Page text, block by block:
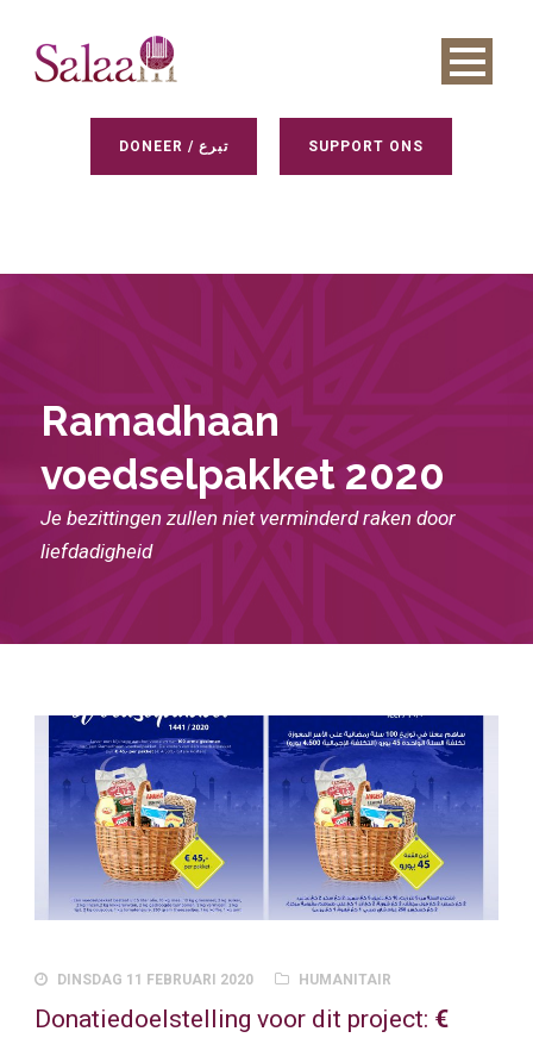
DONEER / تبرع SUPPORT ONS
Ramadhaan
voedselpakket 2020
Je bezittingen zullen niet verminderd raken door
liefdadigheid
DINSDAG 11 FEBRUARI 2020 HUMANITAIR
Donatiedoelstelling voor dit project: €